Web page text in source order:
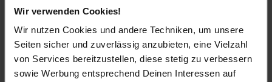
Wir verwenden Cookies!
Wir nutzen Cookies und andere Techniken, um unsere
Seiten sicher und zuverlässig anzubieten, eine Vielzahl
von Services bereitzustellen, diese stetig zu verbessern
sowie Werbung entsprechend Deinen Interessen auf
kannst Du die Lichtfarbe der Leuchte einfach von
warm- bis kaltweiß einstellen. So erhälst Du dein
gewünschtes Ambiente - egal in welchem Raum
NACHTLICHT - Ein angenehmes Licht zum
Einschlafen oder zur Orientierung in der Nacht. Denn
nichts stört den Schlafrhythmus mehr als zu helles,
grelles Licht im Dunkeln.